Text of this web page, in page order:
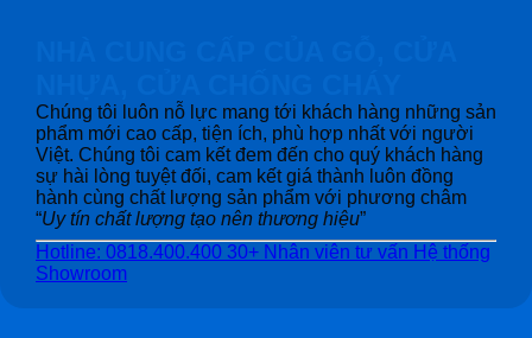
Chúng tôi luôn nỗ lực mang tới khách hàng những sản
phẩm mới cao cấp, tiện ích, phù hợp nhất với người
Việt. Chúng tôi cam kết đem đến cho quý khách hàng
sự hài lòng tuyệt đối, cam kết giá thành luôn đồng
hành cùng chất lượng sản phẩm với phương châm
“Uy tín chất lượng tạo nên thương hiệu”
Hotline: 0818.400.400 30+ Nhân viên tư vấn Hệ thống
Showroom